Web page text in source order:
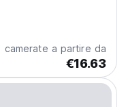
camerate a partire da
€16.63